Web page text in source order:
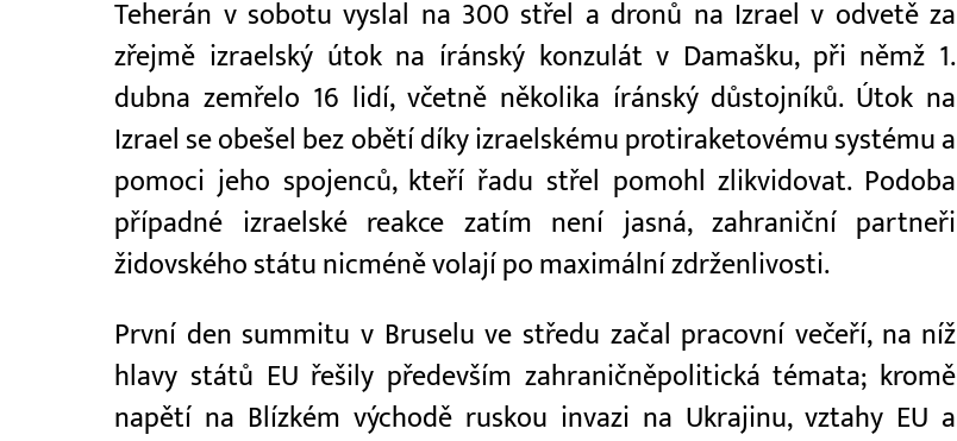
Teherán v sobotu vyslal na 300 střel a dronů na Izrael v odvetě za
zřejmě izraelský útok na íránský konzulát v Damašku, při němž 1.
dubna zemřelo 16 lidí, včetně několika íránský důstojníků. Útok na
Izrael se obešel bez obětí díky izraelskému protiraketovému systému a
pomoci jeho spojenců, kteří řadu střel pomohl zlikvidovat. Podoba
případné izraelské reakce zatím není jasná, zahraniční partneři
židovského státu nicméně volají po maximální zdrženlivosti.
První den summitu v Bruselu ve středu začal pracovní večeří, na níž
hlavy států EU řešily především zahraničněpolitická témata; kromě
napětí na Blízkém východě ruskou invazi na Ukrajinu, vztahy EU a